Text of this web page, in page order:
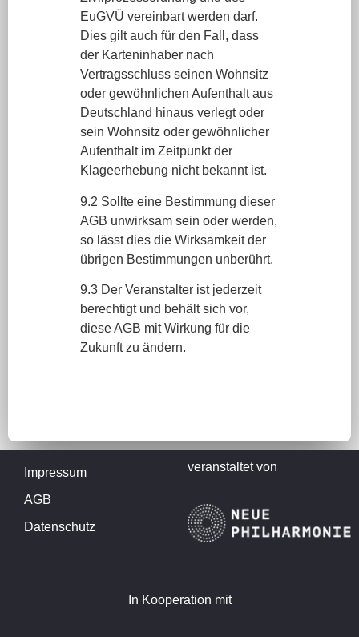
EuGVÜ vereinbart werden darf.
Dies gilt auch für den Fall, dass
der Karteninhaber nach
Vertragsschluss seinen Wohnsitz
oder gewöhnlichen Aufenthalt aus
Deutschland hinaus verlegt oder
sein Wohnsitz oder gewöhnlicher
Aufenthalt im Zeitpunkt der
Klageerhebung nicht bekannt ist.
9.2 Sollte eine Bestimmung dieser
AGB unwirksam sein oder werden,
so lässt dies die Wirksamkeit der
übrigen Bestimmungen unberührt.
9.3 Der Veranstalter ist jederzeit
berechtigt und behält sich vor,
diese AGB mit Wirkung für die
Zukunft zu ändern.
Impressum
AGB
Datenschutz
veranstaltet von
In Kooperation mit